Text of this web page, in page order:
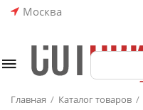
Москва
Главная / Каталог товаров /